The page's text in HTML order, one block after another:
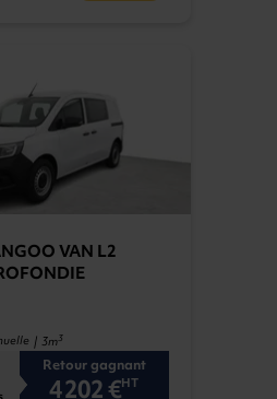
VAN L2
| 3m3
Retour gagnant
HT